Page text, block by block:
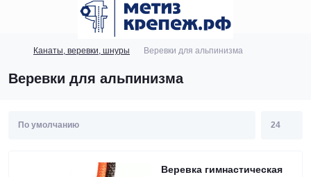
Канаты, веревки, шнуры Веревки для альпинизма
Веревки для альпинизма
Веревка гимнастическая